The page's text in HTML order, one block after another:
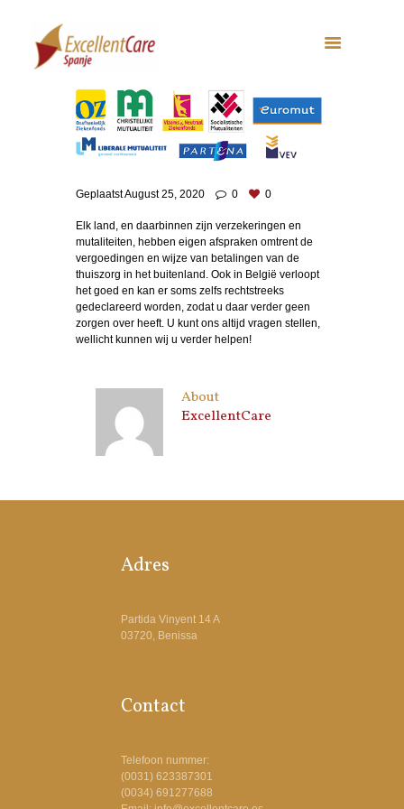
GeplaatstAugust 25, 2020 0 0
Elk land, en daarbinnen zijn verzekeringen en
mutaliteiten, hebben eigen afspraken omtrent de
vergoedingen en wijze van betalingen van de
thuiszorg in het buitenland. Ook in België verloopt
het goed en kan er soms zelfs rechtstreeks
gedeclareerd worden, zodat u daar verder geen
zorgen over heeft. U kunt ons altijd vragen stellen,
wellicht kunnen wij u verder helpen!
About
ExcellentCare
Adres
Partida Vinyent 14 A
03720, Benissa
Contact
Telefoon nummer:
(0031) 623387301
(0034) 691277688